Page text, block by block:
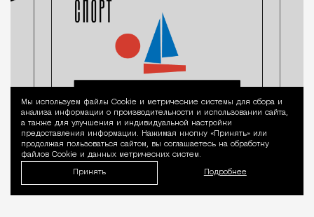
Уведомление
Мы используем файлы Сookie и метрические системы для сбора и
анализа информации о производительности и использовании сайта,
а также для улучшения и индивидуальной настройки
предоставления информации. Нажимая кнопку «Принять» или
продолжая пользоваться сайтом, вы соглашаетесь на обработку
файлов Cookie и данных метрических систем.
Принять Подробнее